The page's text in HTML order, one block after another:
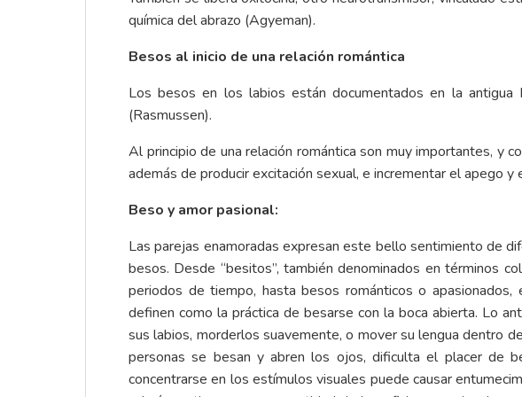
química del abrazo (Agyeman).
Besos al inicio de una relación romántica
Los besos en los labios están documentados en la
(Rasmussen).
Al principio de una relación romántica son muy importantes, y
además de producir excitación sexual, e incrementar el apego y
Beso y amor pasional:
Las parejas enamoradas expresan este bello sentimiento de
besos. Desde “besitos”, también denominados en términos
periodos de tiempo, hasta besos románticos o
definen como la práctica de besarse con la boca abierta. Lo
sus labios, morderlos suavemente, o mover su lengua dentro
personas se besan y abren los ojos, dificulta el placer de
concentrarse en los estímulos visuales puede causar